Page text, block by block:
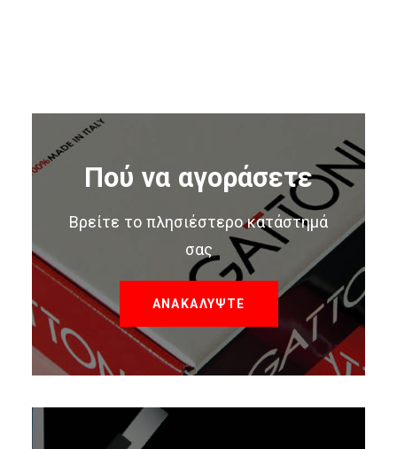
Πού να αγοράσετε
Βρείτε το πλησιέστερο κατάστημά
σας
ΑΝΑΚΑΛΥΨΤΕ